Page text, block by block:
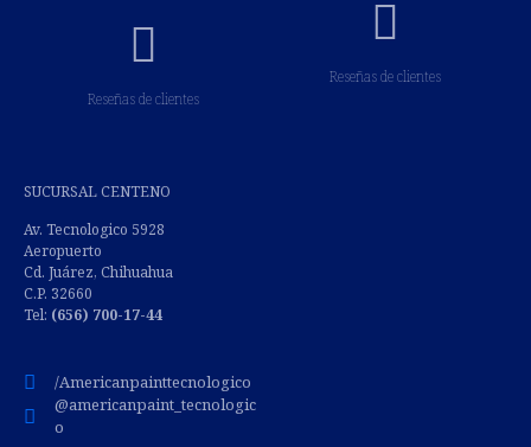
Reseñas de clientes
Reseñas de clientes
SUCURSAL CENTENO
Av. Tecnologico 5928
Aeropuerto
Cd. Juárez, Chihuahua
C.P. 32660
Tel: (656) 700-17-44
/Americanpainttecnologico
@americanpaint_tecnologic
o